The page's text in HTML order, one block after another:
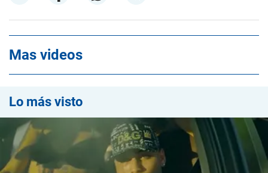
Mas videos
Lo más visto